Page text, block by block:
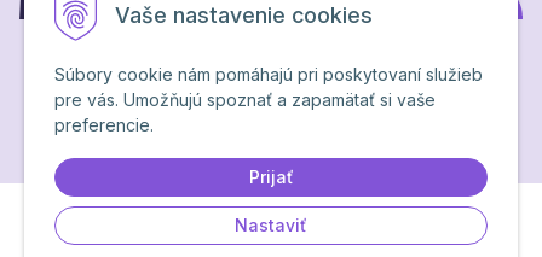
Vaše nastavenie cookies
Súbory cookie nám pomáhajú pri poskytovaní služieb
pre vás. Umožňujú spoznať a zapamätať si vaše
preferencie.
Prijať
Nastaviť
Ochrana osobných údajov
NextShop&